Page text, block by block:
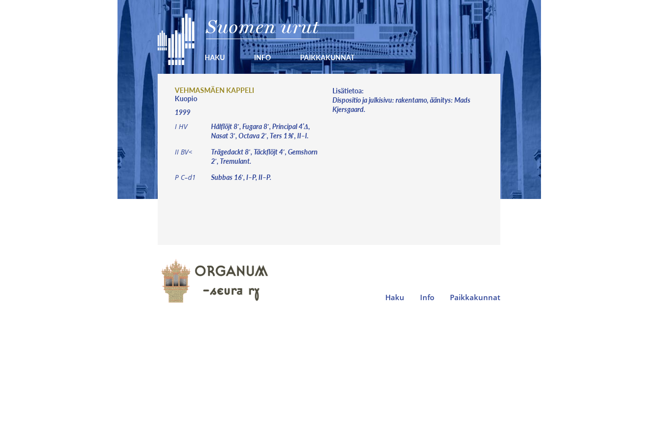
Suomen urut
HAKU INFO PAIKKAKUNNAT
VEHMASMÄEN KAPPELI
Kuopio
1999
I HV
Hålflöjt 8′, Fugara 8′, Principal 4’Δ,
Nasat 3′, Octava 2′, Ters 1⅗′, II–I.
II BV<
Trägedackt 8′, Täckflöjt 4′, Gemshorn
2′, Tremulant.
P C–d1 Subbas 16′, I–P, II–P.
Lisätietoa:
Dispositio ja julkisivu: rakentamo, äänitys: Mads
Kjersgaard.
Haku Info Paikkakunnat